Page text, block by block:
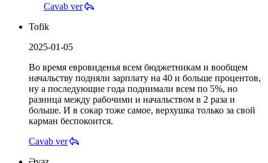
Cavab ver
Tofik
2025-01-05
Во время евровиденья всем бюджетникам и вообщем
начальству подняли зарплату на 40 и больше процентов,
ну а последующие года поднимали всем по 5%, но
разница между рабочими и начальством в 2 раза и
больше. И в сокар тоже самое, верхушка только за свой
карман беспокоится.
Cavab ver